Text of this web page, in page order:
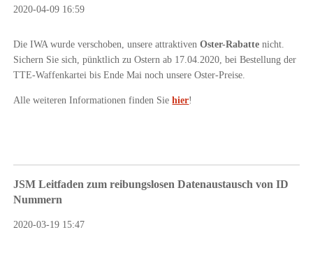
2020-04-09 16:59
Die IWA wurde verschoben, unsere attraktivenOster-Rabatte nicht.
Sichern Sie sich, pünktlich zu Ostern ab 17.04.2020, bei Bestellung der
TTE-Waffenkartei bis Ende Mai noch unsere Oster-Preise.
Alle weiteren Informationen finden Siehier!
JSM Leitfaden zum reibungslosen Datenaustausch von ID
Nummern
2020-03-19 15:47